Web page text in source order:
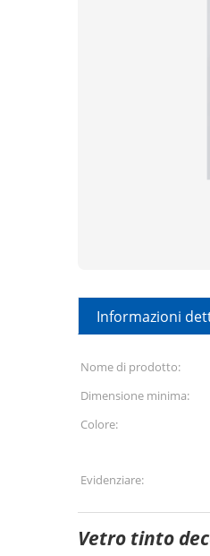
Informazioni
Nome di prodotto:
Dimensione minima:
Colore:
Evidenziare:
Vetro tinto